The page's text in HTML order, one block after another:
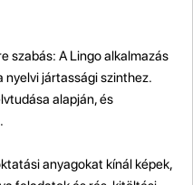
szabás: A Lingo alkalmazás
nyelvi jártassági szinthez.
alapján, és
anyagokat kínál képek,